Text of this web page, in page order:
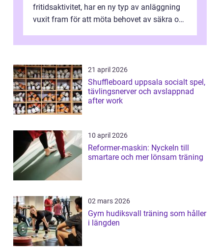
fritidsaktivitet, har en ny typ av anläggning
vuxit fram för att möta behovet av säkra och
21 april 2026
Shuffleboard uppsala socialt spel,
tävlingsnerver och avslappnad
after work
10 april 2026
Reformer-maskin: Nyckeln till
smartare och mer lönsam träning
02 mars 2026
Gym hudiksvall träning som håller
i längden